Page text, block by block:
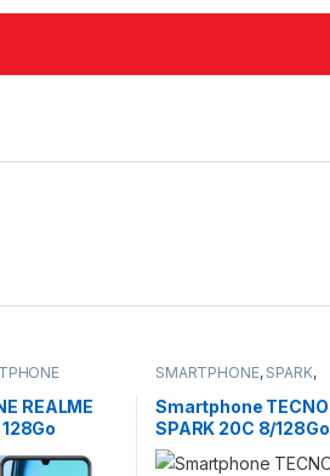
REALME
SMARTPHONE, SPARK,
Smartphone TECNO
SPARK 20C 8/128Go